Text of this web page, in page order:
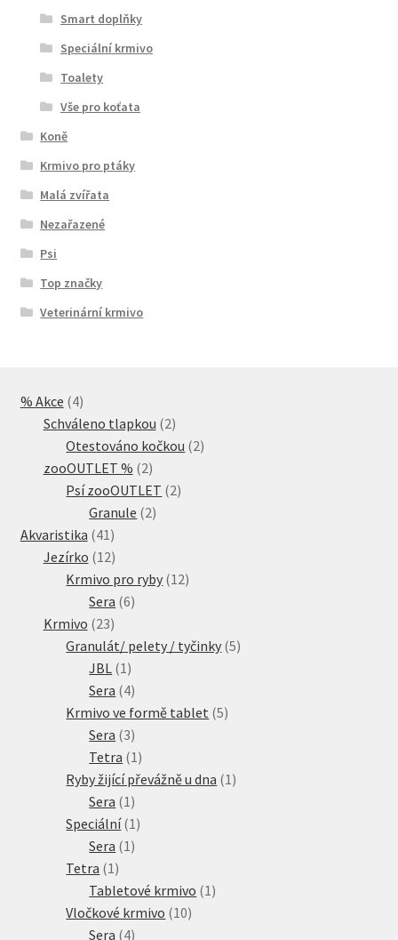
Smart doplňky
Speciální krmivo
Toalety
Vše pro koťata
Koně
Krmivo pro ptáky
Malá zvířata
Nezařazené
Psi
Top značky
Veterinární krmivo
% Akce 44
produkty
Schváleno tlapkou 22
produkty
Otestováno kočkou 22
zooOUTLET % 22
produkty
Psí zooOUTLET 22
Granule 22
Akvaristika 41 41
produktů
Jezírko 1212
produktů
Krmivo pro ryby 1212
Sera 66
Krmivo 2323
produktů
Granulát/ pelety / tyčinky 55
JBL 1 1
produkt
Sera 44
produkty
Krmivo ve formě tablet 55
Sera 33
produkty
Tetra 1 1
produkt
Ryby žijící převážně u dna 1 1
Sera 1 1
produkt
Speciální 1 1
Sera 1 1
Tetra 1 1
produkt
Tabletové krmivo 1 1
Vločkové krmivo 1010
Sera 44